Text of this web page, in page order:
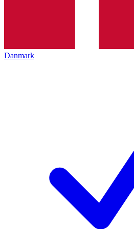
Danmark